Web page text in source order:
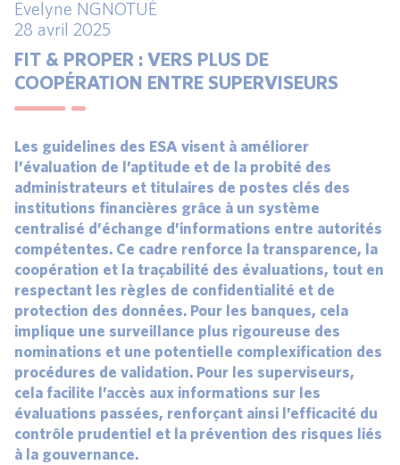
Evelyne NGNOTUÉ
28 avril 2025
FIT & PROPER : VERS PLUS DE
COOPÉRATION ENTRE SUPERVISEURS
Les guidelines des ESA visent à améliorer
l’évaluation de l’aptitude et de la probité des
administrateurs et titulaires de postes clés des
institutions financières grâce à un système
centralisé d’échange d’informations entre autorités
compétentes. Ce cadre renforce la transparence, la
coopération et la traçabilité des évaluations, tout en
respectant les règles de confidentialité et de
protection des données. Pour les banques, cela
implique une surveillance plus rigoureuse des
nominations et une potentielle complexification des
procédures de validation. Pour les superviseurs,
cela facilite l’accès aux informations sur les
évaluations passées, renforçant ainsi l’efficacité du
contrôle prudentiel et la prévention des risques liés
à la gouvernance.